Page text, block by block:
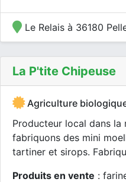
Le Relais à 36180
La P'tite Chipeuse
Agriculture
Producteur local dans la
fabriquons des mini
tartiner et sirops.
Produits en vente :